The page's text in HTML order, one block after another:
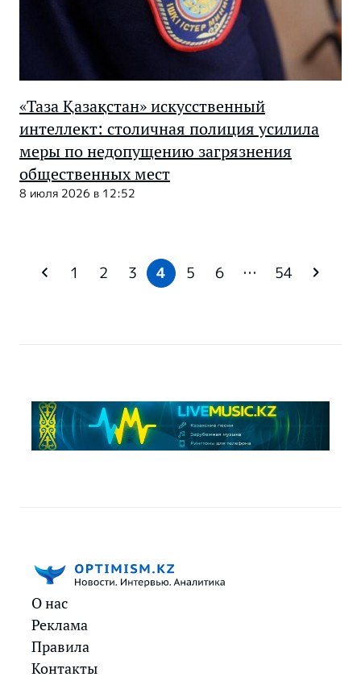
«Таза Қазақстан» искусственный
интеллект: столичная полиция усилила
меры по недопущению загрязнения
общественных мест
8 июля 2026 в 12:52
1 2 3 4 5 6 … 54
О нас
Реклама
Правила
Контакты